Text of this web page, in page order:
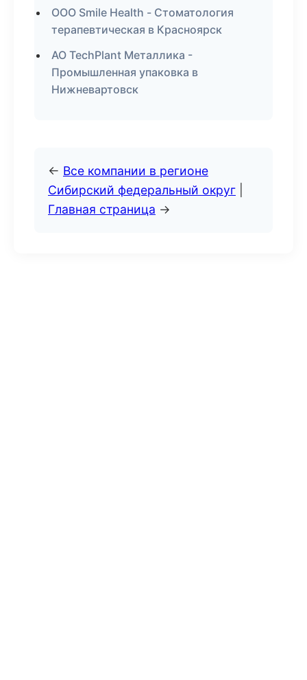
ООО Smile Health - Стоматология
терапевтическая в Красноярск
АО TechPlant Металлика -
Промышленная упаковка в
Нижневартовск
← Все компании в регионе
Сибирский федеральный округ
Главная страница →